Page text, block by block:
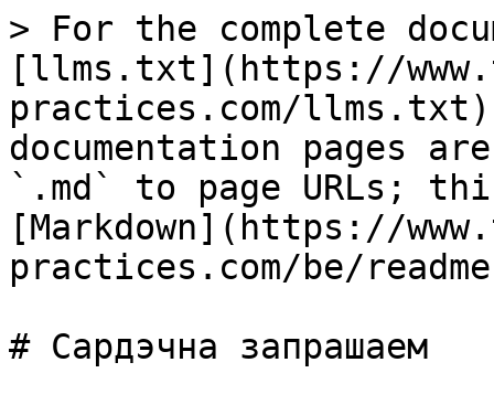
> For the complete
[llms.txt](https://
practices.com/
documentation pages
`.md` to page URLs;
[Markdown](https://
practices.com/be/
# Сардэчна запрашаем